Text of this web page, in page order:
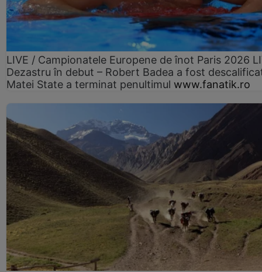
LIVE / Campionatele Europene de înot Paris 2026
Dezastru în debut – Robert Badea a fost
Matei State a terminat penultimul www.fanatik.ro